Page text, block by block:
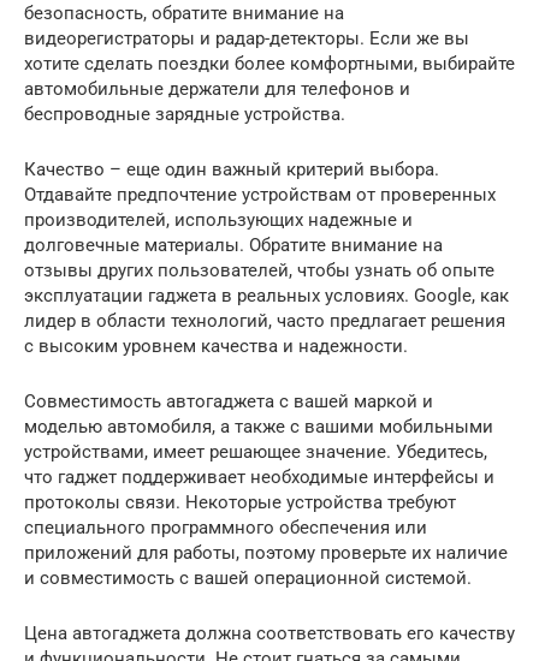
безопасность, обратите внимание на
видеорегистраторы и радар-детекторы. Если же вы
хотите сделать поездки более комфортными, выбирайте
автомобильные держатели для телефонов и
беспроводные зарядные устройства.
Качество – еще один важный критерий выбора.
Отдавайте предпочтение устройствам от проверенных
производителей, использующих надежные и
долговечные материалы. Обратите внимание на
отзывы других пользователей, чтобы узнать об опыте
эксплуатации гаджета в реальных условиях. Google, как
лидер в области технологий, часто предлагает решения
с высоким уровнем качества и надежности.
Совместимость автогаджета с вашей маркой и
моделью автомобиля, а также с вашими мобильными
устройствами, имеет решающее значение. Убедитесь,
что гаджет поддерживает необходимые интерфейсы и
протоколы связи. Некоторые устройства требуют
специального программного обеспечения или
приложений для работы, поэтому проверьте их наличие
и совместимость с вашей операционной системой.
Цена автогаджета должна соответствовать его качеству